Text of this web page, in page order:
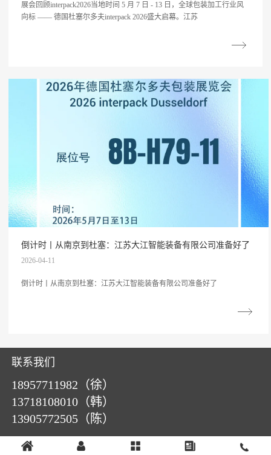
展会回顾interpack2026当地时间 5 月 7 日 - 13 日，全球包装加工行业风
向标 —— 德国杜塞尔多夫interpack 2026盛大启幕。江苏
倒计时丨从南京到杜塞：江苏大江智能装备有限公司准备好了
2026-04-11
倒计时丨从南京到杜塞：江苏大江智能装备有限公司准备好了
联系我们
18957711982（徐）
13718108010（韩）
13905772505（陈）
邮箱： dj@dajiangpack.net